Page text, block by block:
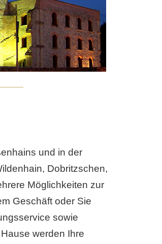
und in der
Dobritzschen,
Möglichkeiten zur
Geschäft oder Sie
sowie
werden Ihre